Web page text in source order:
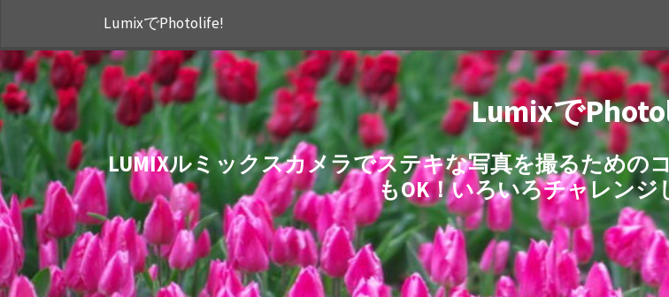
LumixでPhotolife!
Lumixで
LUMIXルミックスカメラでステキな写真を撮るための
もOK！いろいろチャレン